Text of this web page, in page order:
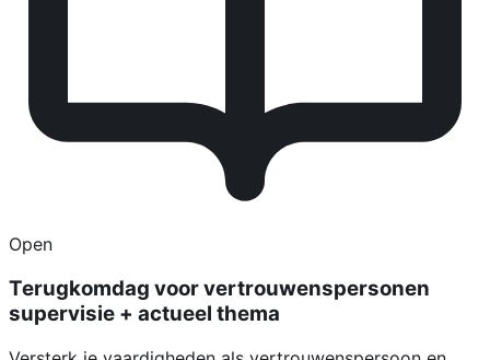
Open
Terugkomdag voor vertrouwenspersonen
supervisie + actueel thema